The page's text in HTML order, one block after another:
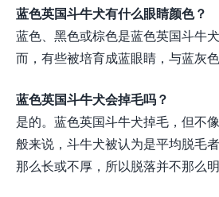
蓝色英国斗牛犬有什么眼睛颜色？
蓝色、黑色或棕色是蓝色英国斗牛
而，有些被培育成蓝眼睛，与蓝灰
蓝色英国斗牛犬会掉毛吗？
是的。蓝色英国斗牛犬掉毛，但不
般来说，斗牛犬被认为是平均脱毛
那么长或不厚，所以脱落并不那么明